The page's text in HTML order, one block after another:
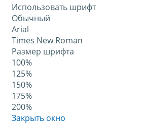
Использовать шрифт
Обычный
Arial
Times New Roman
Размер шрифта
100%
125%
150%
175%
200%
Закрыть окно